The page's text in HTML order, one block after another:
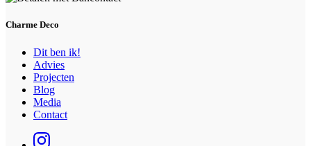
Charme Deco
Dit ben ik!
Advies
Projecten
Blog
Media
Contact